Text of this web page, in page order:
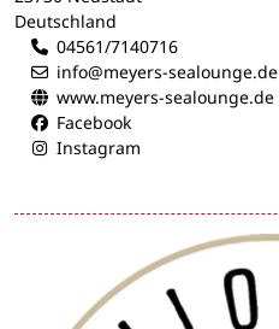
Deutschland
04561/7140716
info@meyers-sealounge.de
www.meyers-sealounge.de
Facebook
Instagram